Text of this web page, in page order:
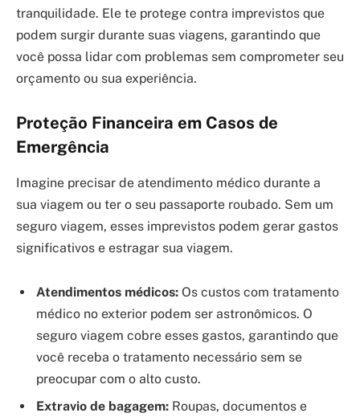
tranquilidade. Ele te protege contra imprevistos que
podem surgir durante suas viagens, garantindo que
você possa lidar com problemas sem comprometer seu
orçamento ou sua experiência.
Proteção Financeira em Casos de
Emergência
Imagine precisar de atendimento médico durante a
sua viagem ou ter o seu passaporte roubado. Sem um
seguro viagem, esses imprevistos podem gerar gastos
significativos e estragar sua viagem.
Atendimentos médicos: Os custos com tratamento
médico no exterior podem ser astronômicos. O
seguro viagem cobre esses gastos, garantindo que
você receba o tratamento necessário sem se
preocupar com o alto custo.
Extravio de bagagem: Roupas, documentos e